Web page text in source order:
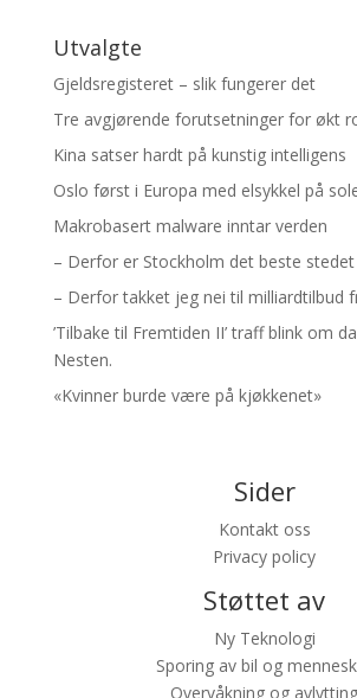
Utvalgte
Gjeldsregisteret – slik fungerer det
Tre avgjørende forutsetninger for økt
Kina satser hardt på kunstig intelligens
Oslo først i Europa med elsykkel på
Makrobasert malware inntar verden
– Derfor er Stockholm det beste
– Derfor takket jeg nei til milliardtilbud
’Tilbake til Fremtiden II’ traff blink om
Nesten.
«Kvinner burde være på kjøkkenet»
Sider
Kontakt oss
Privacy policy
Støttet av
Ny Teknologi
Sporing av bil og
Overvåkning og avlytting